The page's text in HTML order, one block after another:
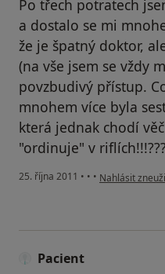
Po třech potratech
a dostalo se mi
že je špatný doktor,
(na vše jsem se vždy
povzbudivý přístup.
mnohem více byla
která jednak chodí
"ordinuje" v riflích!!!???
25. října 2011 • • • podle názoru
Nahlásit
Pacient